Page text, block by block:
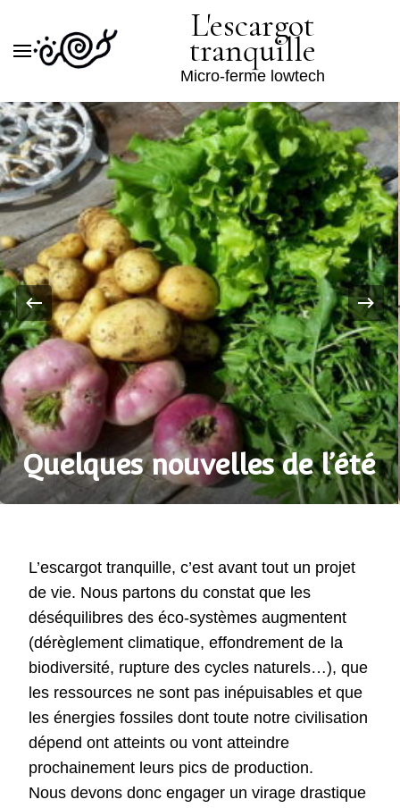
L'escargot
tranquille
Micro-ferme lowtech
Quelques nouvelles de l’été
L’escargot tranquille, c’est avant tout un projet
de vie. Nous partons du constat que les
déséquilibres des éco-systèmes augmentent
(dérèglement climatique, effondrement de la
biodiversité, rupture des cycles naturels…), que
les ressources ne sont pas inépuisables et que
les énergies fossiles dont toute notre civilisation
dépend ont atteints ou vont atteindre
prochainement leurs pics de production.
Nous devons donc engager un virage drastique